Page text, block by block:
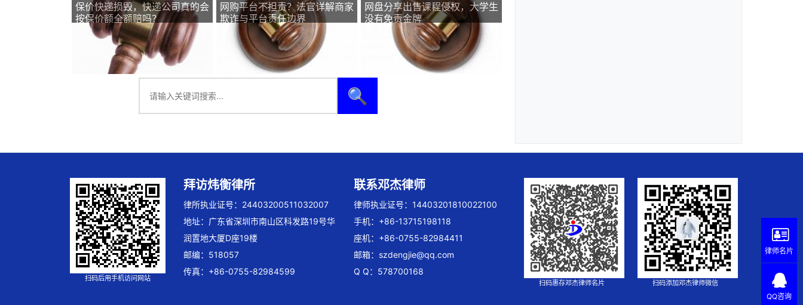
保价快递损毁，快递公司真的会
按保价额全额赔吗？
网购平台不担责？法官详解商家
欺诈与平台责任边界
网盘分享出售课程侵权，大学生
没有免责金牌
🔍
扫码后用手机访问网站
拜访炜衡律所
律所执业证号：24403200511032007
地址：广东省深圳市南山区科发路19号华
润置地大厦D座19楼
邮编：518057
传真：+86-0755-82984599
联系邓杰律师
律师执业证号：14403201810022100
手机：+86-13715198118
座机：+86-0755-82984411
邮箱： szdengjie@qq.com
Q Q：578700168
扫码惠存邓杰律师名片 扫码添加邓杰律师微信
律师名片
QQ咨询